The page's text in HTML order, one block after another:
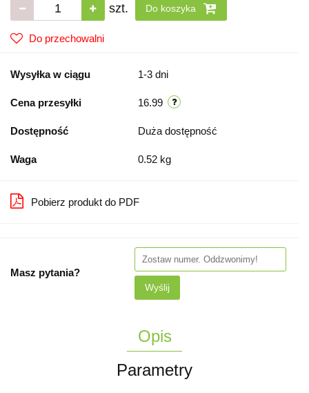
szt. Do koszyka
Do przechowalni
Wysyłka w ciągu 1-3 dni
Cena przesyłki 16.99
Dostępność Duża dostępność
Waga 0.52 kg
Pobierz produkt do PDF
Masz pytania?
Wyślij
Opis
Parametry